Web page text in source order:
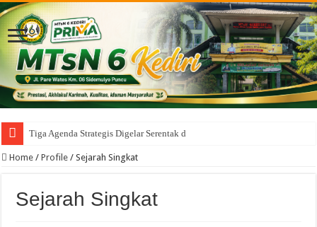
Tiga Agenda Strategis Digelar Serentak di MTsN
Home / Profile / Sejarah Singkat
Sejarah Singkat